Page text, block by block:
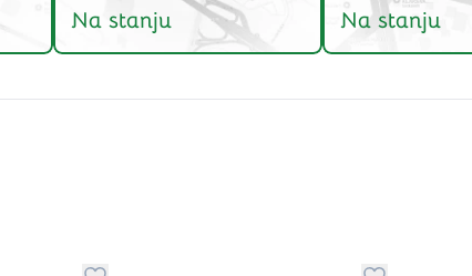
Na stanju Na stanju